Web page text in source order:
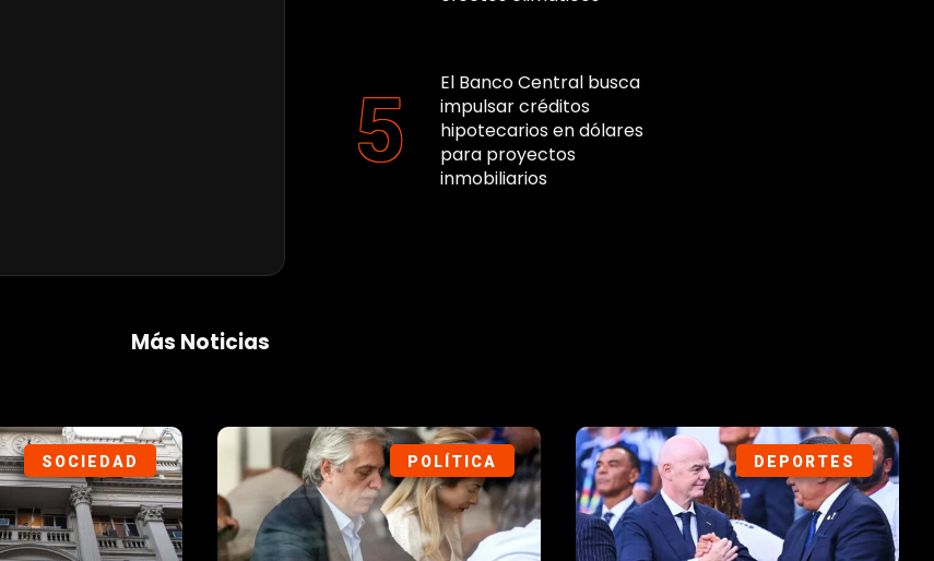
El Banco Central busca
impulsar créditos
hipotecarios en dólares
para proyectos
inmobiliarios
Más Noticias
DEPORTES DEPORTES DEPORTES